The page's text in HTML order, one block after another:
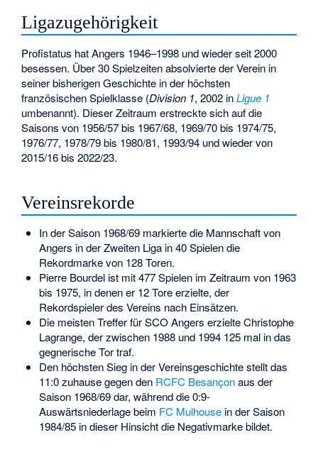
Ligazugehörigkeit
Profistatus hat Angers 1946–1998 und wieder seit 2000
besessen. Über 30 Spielzeiten absolvierte der Verein in
seiner bisherigen Geschichte in der höchsten
französischen Spielklasse (Division 1, 2002 inLigue 1
umbenannt). Dieser Zeitraum erstreckte sich auf die
Saisons von 1956/57 bis 1967/68, 1969/70 bis 1974/75,
1976/77, 1978/79 bis 1980/81, 1993/94 und wieder von
2015/16 bis 2022/23.
Vereinsrekorde
In der Saison 1968/69 markierte die Mannschaft von
Angers in der Zweiten Liga in 40 Spielen die
Rekordmarke von 128 Toren.
Pierre Bourdelist mit 477 Spielen im Zeitraum von 1963
bis 1975, in denen er 12 Tore erzielte, der
Rekordspieler des Vereins nach Einsätzen.
Die meisten Treffer für SCO Angers erzielteChristophe
Lagrange, der zwischen 1988 und 1994 125 mal in das
gegnerische Tor traf.
Den höchsten Sieg in der Vereinsgeschichte stellt das
11:0 zuhause gegen den RCFC Besançonaus der
Saison 1968/69 dar, während die 0:9-
Auswärtsniederlage beim FC Mulhousein der Saison
1984/85 in dieser Hinsicht die Negativmarke bildet.